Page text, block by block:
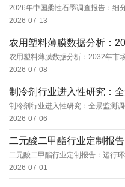
2026年中国柔性石墨调查报告：细
2026-07-13
农用塑料薄膜数据分析：2032年市
2026-07-08
制冷剂行业进入性研究：全景监测
2026-07-06
二元酸二甲酯行业定制报告：运行
2026-07-01